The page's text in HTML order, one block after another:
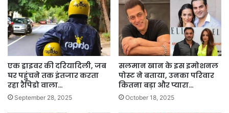
एक ड्राइवर की दरियादिली, जब
घर पहुंचने तक इंतजार करता
रहा रैपिडो वाला…
September 28, 2025
सलमान खान के इस इमोशनल
पोस्ट ने बताया, उनका परिवार
कितना बड़ा और प्यारा…
October 18, 2025